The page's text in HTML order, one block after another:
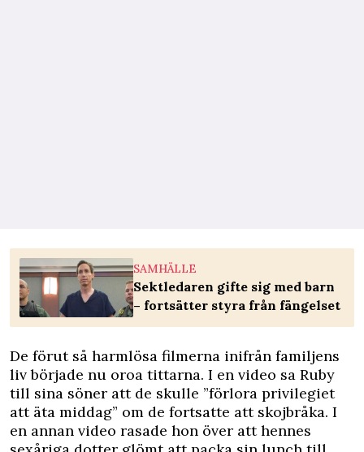
SAMHÄLLE
Sektledaren gifte sig med barn
– fortsätter styra från fängelset
De förut så harmlösa ­filmerna inifrån familjens
liv började nu oroa tittarna. I en video sa Ruby
till sina söner att de skulle ”förlora privilegiet
att äta middag” om de fortsatte att skojbråka. I
en annan video rasade hon över att hennes